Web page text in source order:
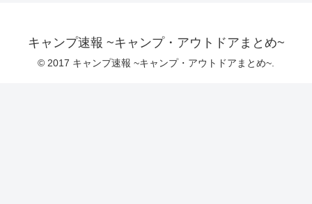
キャンプ速報 ~キャンプ・アウトドアまとめ~
© 2017 キャンプ速報 ~キャンプ・アウトドアまとめ~.